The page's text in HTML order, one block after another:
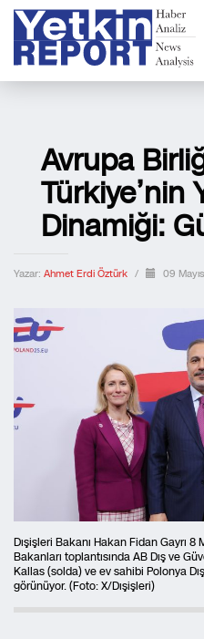
Avrupa
Türkiye’nin
Dinamiği:
Yazar: Ahmet Erdi Öztürk / 09
Dışişleri Bakanı Hakan Fidan Gayrı 8
Bakanları toplantısında AB Dış ve
Kallas (solda) ve ev sahibi Polonya
görünüyor. (Foto: X/Dışişleri)